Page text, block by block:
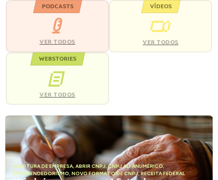
PODCASTS
VER TODOS
VÍDEOS
VER TODOS
WEBSTORIES
VER TODOS
ABERTURA DE EMPRESA, ABRIR CNPJ,CNPJ ALFANUMÉRICO,
EMPREENDEDORISMO, NOVO FORMATO DE CNPJ,RECEITA FEDERAL